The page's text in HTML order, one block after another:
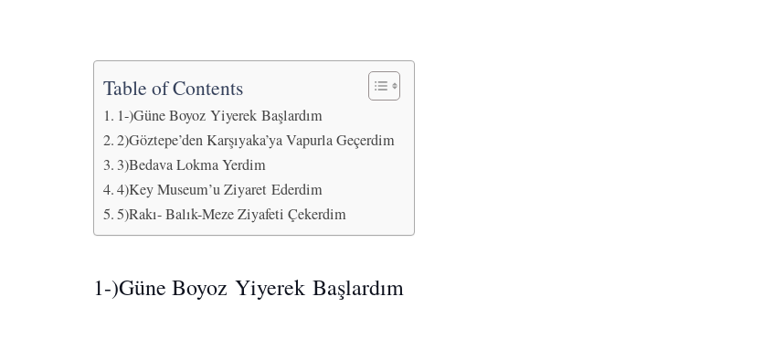
Table of Contents
1-)Güne Boyoz Yiyerek Başlardım
2)Göztepe’den Karşıyaka’ya Vapurla Geçerdim
3)Bedava Lokma Yerdim
4)Key Museum’u Ziyaret Ederdim
5)Rakı- Balık-Meze Ziyafeti Çekerdim
1-)Güne Boyoz Yiyerek Başlardım